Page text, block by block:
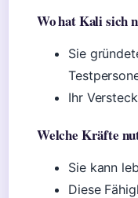
Wo hat Kali sich
Sie
Ihr
Welche Kräfte
Sie kann
Diese